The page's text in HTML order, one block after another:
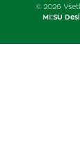
© 2026
MI:SU